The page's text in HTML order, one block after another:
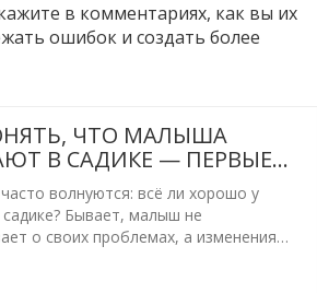
в комментариях, как вы их
ошибок и создать более
ЧТО МАЛЫША
В САДИКЕ — ПЕРВЫЕ
И РЕАЛЬНЫЕ СОВЕТЫ
волнуются: всё ли хорошо у
Бывает, малыш не
о своих проблемах, а изменения
могут указать на то, что ребёнка